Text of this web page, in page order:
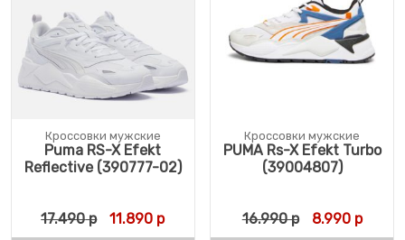
Кроссовки мужские
Puma RS-X Efekt
Reflective (390777-02)
17.490р Первоначальная цена составляла 17.490
11.890 рТекущая цена: 11.890 р.
Кроссовки мужские
PUMA Rs-X Efekt Turbo
(39004807)
16.990р 8.990р